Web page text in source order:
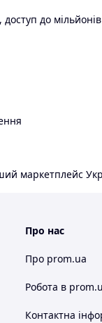
до
маркетплейс
Про нас
Про prom.ua
Робота в
Контактна